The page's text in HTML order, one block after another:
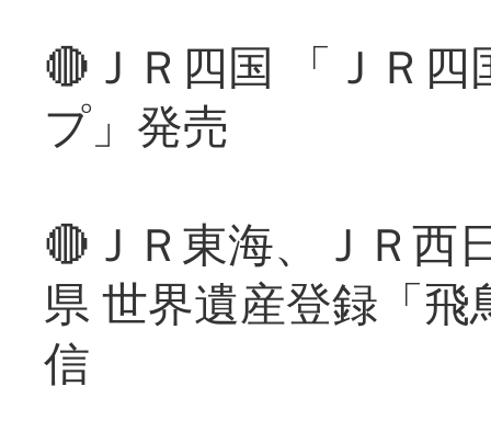
🔴ＪＲ四国 「ＪＲ
プ」発売
🔴ＪＲ東海、ＪＲ西
県 世界遺産登録「
信